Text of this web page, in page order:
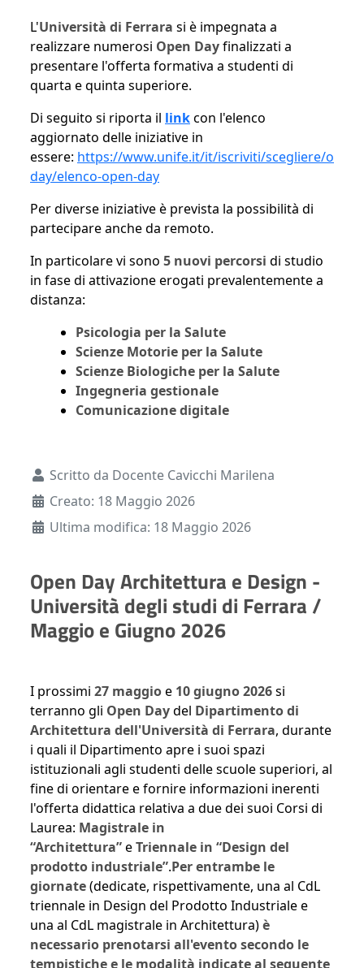
L'Università di Ferrara si è impegnata a
realizzare numerosi Open Dayfinalizzati a
presentare l'offerta formativa a studenti di
quarta e quinta superiore.
Di seguito si riporta il linkcon l'elenco
aggiornato delle iniziative in
essere: https://www.unife.it/it/iscriviti/scegliere/
day/elenco-open-day
Per diverse iniziative è prevista la possibilità di
partecipare anche da remoto.
In particolare vi sono 5 nuovi percorsi di studio
in fase di attivazione erogati prevalentemente a
distanza:
Psicologia per la Salute
Scienze Motorie per la Salute
Scienze Biologiche per la Salute
Ingegneria gestionale
Comunicazione digitale
Dettagli
Scritto da Docente Cavicchi Marilena
Creato: 18 Maggio 2026
Ultima modifica: 18 Maggio 2026
Open Day Architettura e Design -
Università degli studi di Ferrara /
Maggio e Giugno 2026
I prossimi 27 maggioe 10 giugno 2026si
terranno gli Open Daydel Dipartimento di
Architettura dell'Università di Ferrara, durante
i quali il Dipartimento apre i suoi spazi
istituzionali agli studenti delle scuole superiori, al
fine di orientare e fornire informazioni inerenti
l'offerta didattica relativa a due dei suoi Corsi di
Laurea: Magistrale in
“Architettura”eTriennale in “Design del
prodotto industriale”.Per entrambe le
giornate(dedicate, rispettivamente, una al CdL
triennale in Design del Prodotto Industriale e
una al CdL magistrale in Architettura)è
necessario prenotarsi all'evento secondo le
tempistiche e le modalità indicate al seguente